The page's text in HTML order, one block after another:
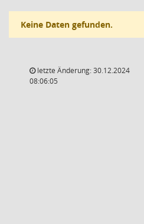
Keine Daten gefunden.
letzte Änderung: 30.12.2024
08:06:05